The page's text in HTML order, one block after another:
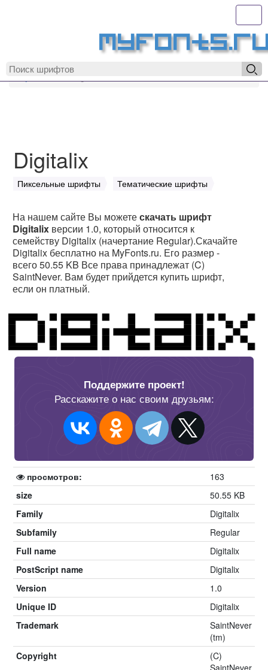
MyFonts.ru
Digitalix
Пиксельные шрифты Тематические шрифты
На нашем сайте Вы можетескачать шрифт
Digitalix версии 1.0, который относится к
семейству Digitalix (начертание Regular).Скачайте
Digitalix бесплатно на MyFonts.ru. Его размер -
всего 50.55 KB Все права принадлежат (C)
SaintNever. Вам будет прийдется купить шрифт,
если он платный.
Поддержите проект!
Расскажите о нас своим друзьям:
просмотров:
163
size
50.55 KB
Family
Digitalix
Subfamily
Regular
Full name
Digitalix
PostScript name
Digitalix
Version
1.0
Unique ID
Digitalix
Trademark
SaintNever
(tm)
Copyright
(C)